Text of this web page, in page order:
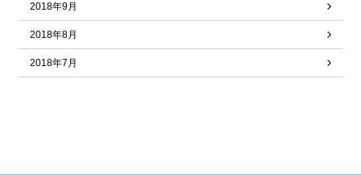
2018年9月
2018年8月
2018年7月